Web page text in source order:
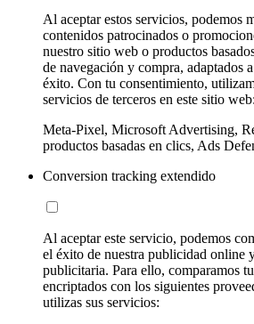
Al aceptar estos servicios, podemos
contenidos patrocinados o
nuestro sitio web o productos
de navegación y compra, adaptados
éxito. Con tu consentimiento,
servicios de terceros en este sitio web:
Meta-Pixel, Microsoft Advertising,
productos basadas en clics, Ads
Conversion tracking extendido
Al aceptar este servicio, podemos
el éxito de nuestra publicidad online
publicitaria. Para ello, comparamos
encriptados con los siguientes
utilizas sus servicios: